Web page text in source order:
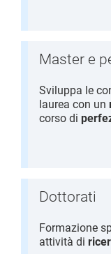
Master e
Sviluppa le
laurea con un
corso di
Dottorati
Formazione
attività di